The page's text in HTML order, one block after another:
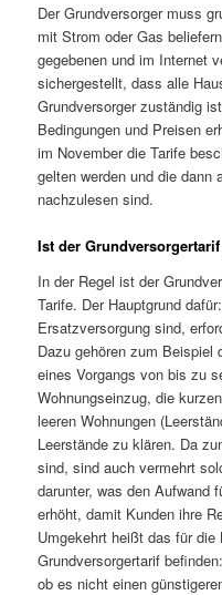
Der Grundversorger muss
mit Strom oder Gas
gegebenen und im Internet
sichergestellt, dass alle
Grundversorger zuständig
Bedingungen und Preisen
im November die Tarife
gelten werden und die dann
nachzulesen sind.
Ist der
In der Regel ist der
Tarife. Der Hauptgrund
Ersatzversorgung sind,
Dazu gehören zum
eines Vorgangs von bis zu
Wohnungseinzug, die
leeren Wohnungen
Leerstände zu klären. Da
sind, sind auch vermehrt
darunter, was den Aufwand
erhöht, damit Kunden ihre
Umgekehrt heißt das für
Grundversorgertarif
ob es nicht einen